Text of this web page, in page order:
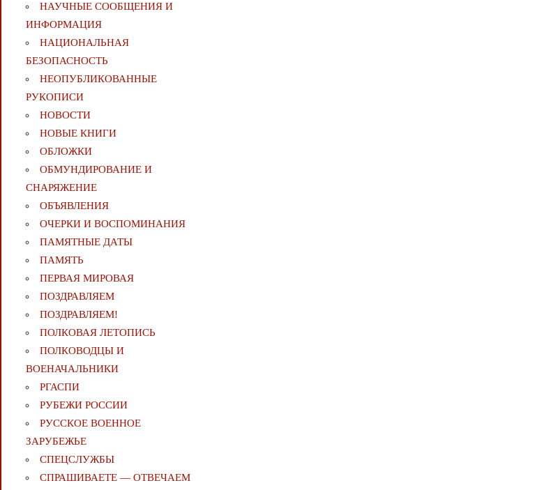
НАУЧНЫЕ СООБЩЕНИЯ И
ИНФОРМАЦИЯ
НАЦИОНАЛЬНАЯ
БЕЗОПАСНОСТЬ
НЕОПУБЛИКОВАННЫЕ
РУКОПИСИ
НОВОСТИ
НОВЫЕ КНИГИ
ОБЛОЖКИ
ОБМУНДИРОВАНИЕ И
СНАРЯЖЕНИЕ
ОБЪЯВЛЕНИЯ
ОЧЕРКИ И ВОСПОМИНАНИЯ
ПАМЯТНЫЕ ДАТЫ
ПАМЯТЬ
ПЕРВАЯ МИРОВАЯ
ПОЗДРАВЛЯЕМ
ПОЗДРАВЛЯЕМ!
ПОЛКОВАЯ ЛЕТОПИСЬ
ПОЛКОВОДЦЫ И
ВОЕНАЧАЛЬНИКИ
РГАСПИ
РУБЕЖИ РОССИИ
РУССКОЕ ВОЕННОЕ
ЗАРУБЕЖЬЕ
СПЕЦСЛУЖБЫ
СПРАШИВАЕТЕ — ОТВЕЧАЕМ